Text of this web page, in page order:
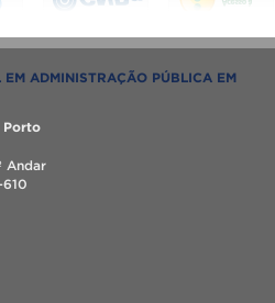
EM ADMINISTRAÇÃO PÚBLICA EM
Porto
Andar